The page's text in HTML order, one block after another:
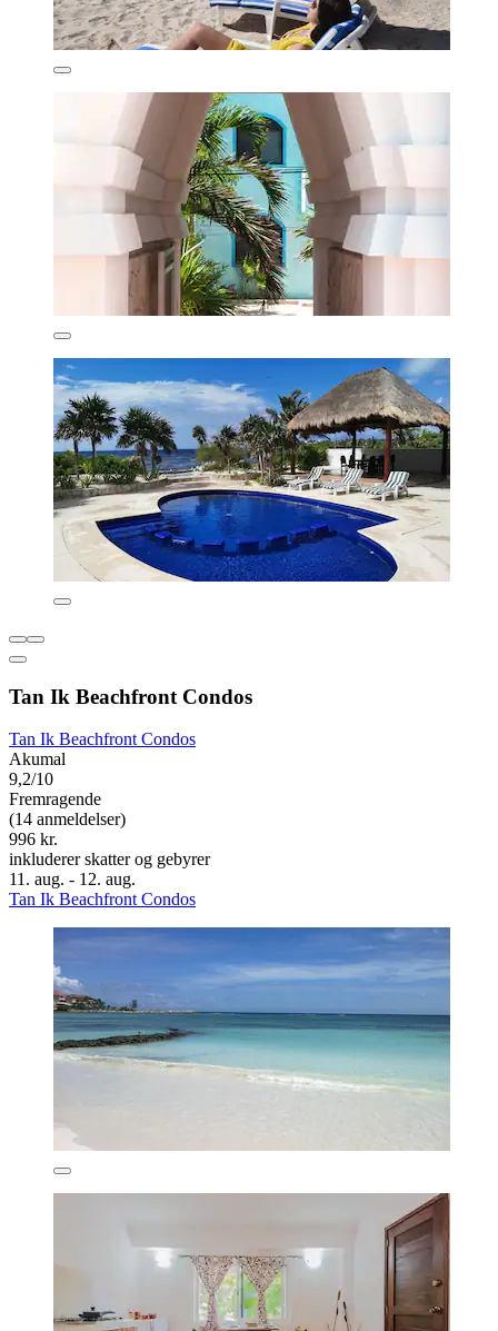
Tan Ik Beachfront Condos
Tan Ik Beachfront Condos
Akumal
9,2/10
Fremragende
(14 anmeldelser)
996 kr.
inkluderer skatter og gebyrer
11. aug. - 12. aug.
Tan Ik Beachfront Condos